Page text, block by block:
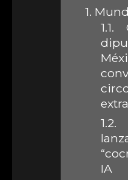
1.
1.1.
1.2.
IA